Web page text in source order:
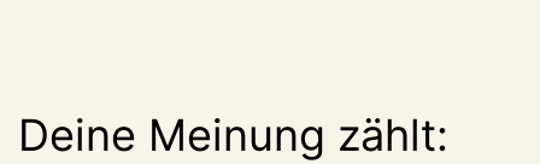
Deine Meinung zählt: